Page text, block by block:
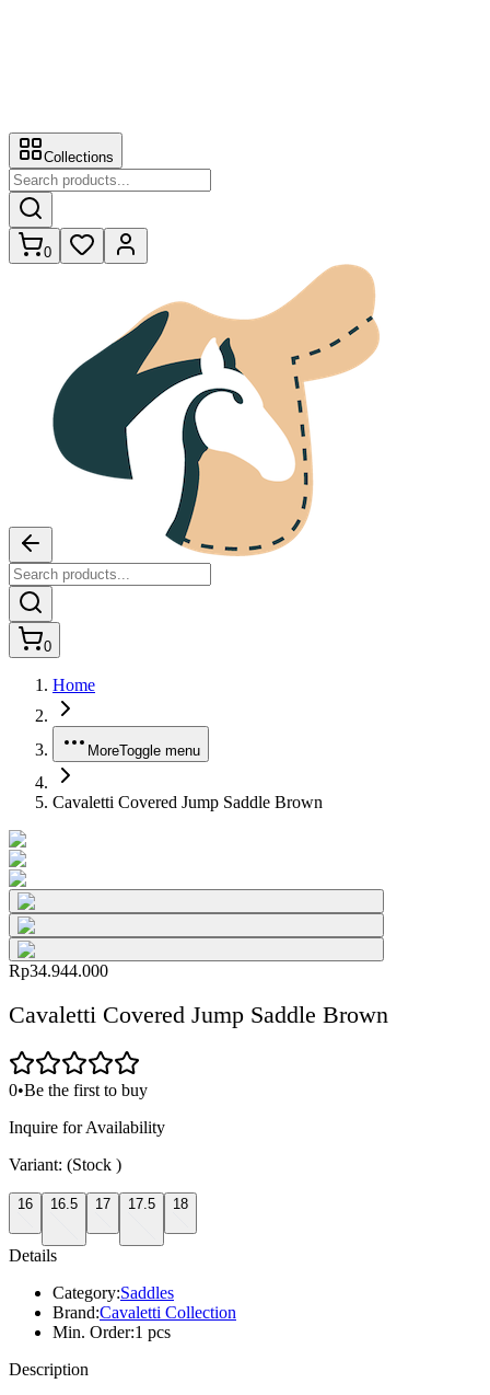
Collections
0
0
Home
MoreToggle menu
Cavaletti Covered Jump Saddle Brown
Rp34.944.000
Cavaletti Covered Jump Saddle Brown
0•Be the first to buy
Inquire for Availability
Variant: (Stock )
16 16.5 17 17.5 18
Details
Category:Saddles
Brand:Cavaletti Collection
Min. Order:1 pcs
Description